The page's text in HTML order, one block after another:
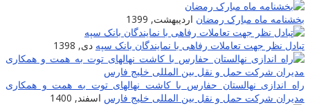
بخشنامه ماه مبارک رمضان اردیبهشت, 1399
تبادل نظر جهت تعاملات رفاهی با نمایندگان بانک سپه دی, 1398
راه اندازی نهالستان حفارس با کاشت نهالهای توت به همت و همکاری
مدیران شرکت حمل و نقل بین المللی خلیج فارس اسفند, 1400